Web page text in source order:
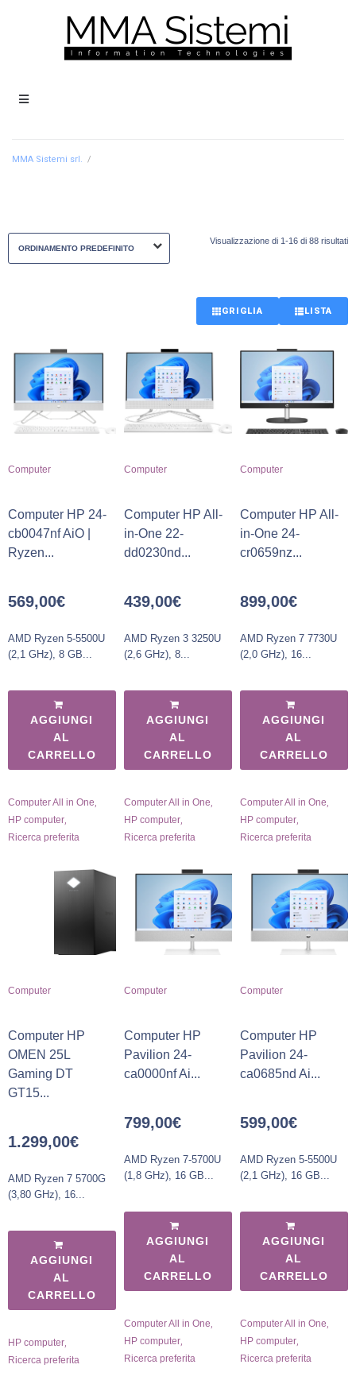
MMA Sistemi srl. /
Visualizzazione di 1-16 di 88 risultati
GRIGLIA LISTA
Computer
Computer HP 24-
cb0047nf AiO |
Ryzen...
569,00€
AMD Ryzen 5-5500U
(2,1 GHz), 8 GB...
AGGIUNGI
AL
CARRELLO
Computer All in One,
HP computer,
Ricerca preferita
Computer
Computer HP All-
in-One 22-
dd0230nd...
439,00€
AMD Ryzen 3 3250U
(2,6 GHz), 8...
AGGIUNGI
AL
CARRELLO
Computer All in One,
HP computer,
Ricerca preferita
Computer
Computer HP All-
in-One 24-
cr0659nz...
899,00€
AMD Ryzen 7 7730U
(2,0 GHz), 16...
AGGIUNGI
AL
CARRELLO
Computer All in One,
HP computer,
Ricerca preferita
Computer
Computer HP
OMEN 25L
Gaming DT
GT15...
1.299,00€
AMD Ryzen 7 5700G
(3,80 GHz), 16...
AGGIUNGI
AL
CARRELLO
HP computer
Ricerca preferita
Computer
Computer HP
Pavilion 24-
ca0000nf Ai...
799,00€
AMD Ryzen 7-5700U
(1,8 GHz), 16 GB...
AGGIUNGI
AL
CARRELLO
Computer All in One
HP computer,
Ricerca preferita
Computer
Computer HP
Pavilion 24-
ca0685nd Ai...
599,00€
AMD Ryzen 5-5500U
(2,1 GHz), 16 GB...
AGGIUNGI
AL
CARRELLO
Computer All in One
HP computer,
Ricerca preferita